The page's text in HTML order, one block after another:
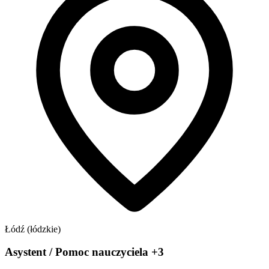
Łódź (łódzkie)
Asystent / Pomoc nauczyciela +3